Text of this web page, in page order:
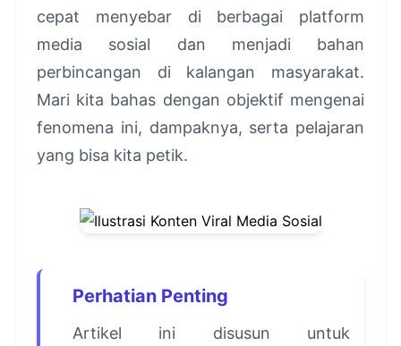
cepat menyebar di berbagai platform
media sosial dan menjadi bahan
perbincangan di kalangan masyarakat.
Mari kita bahas dengan objektif mengenai
fenomena ini, dampaknya, serta pelajaran
yang bisa kita petik.
Perhatian Penting
Artikel ini disusun untuk